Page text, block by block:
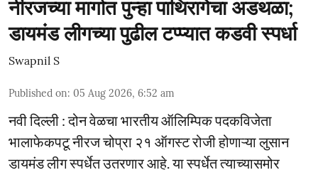
नीरजच्या मार्गात पुन्हा पाथिरागेचा अडथळा;
डायमंड लीगच्या पुढील टप्प्यात कडवी स्पर्धा
Swapnil S
Published on: 05 Aug 2026, 6:52 am
नवी दिल्ली : दोन वेळचा भारतीय ऑलिम्पिक पदकविजेता
भालाफेकपटू नीरज चोप्रा २१ ऑगस्ट रोजी होणाऱ्या लुसान
डायमंड लीग स्पर्धेत उतरणार आहे. या स्पर्धेत त्याच्यासमोर